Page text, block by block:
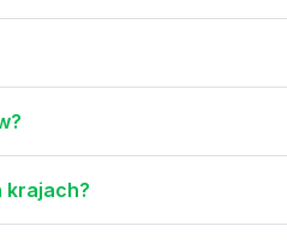
krajach?